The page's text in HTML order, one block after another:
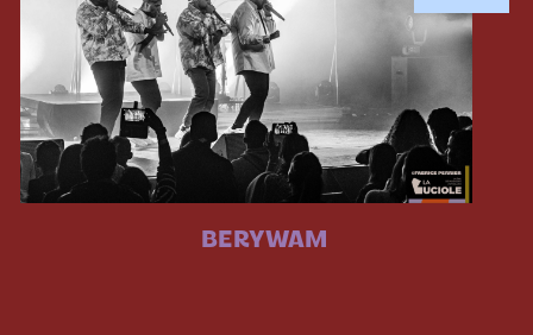
BERYWAM